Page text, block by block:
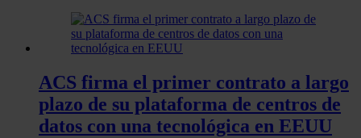
ACS firma el primer contrato a largo
plazo de su plataforma de centros de
datos con una tecnológica en EEUU